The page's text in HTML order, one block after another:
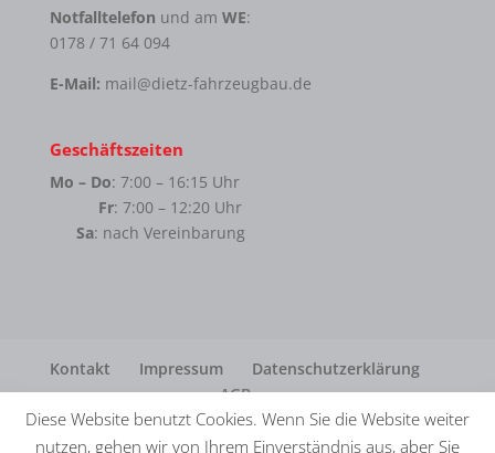
Notfalltelefon und am WE:
0178 / 71 64 094
E-Mail: mail@dietz-fahrzeugbau.de
Geschäftszeiten
Mo – Do: 7:00 – 16:15 Uhr
Fr: 7:00 – 12:20 Uhr
Sa: nach Vereinbarung
Kontakt Impressum
Datenschutzerklärung
AGB
Diese Website benutzt Cookies. Wenn Sie die Website weiter
nutzen, gehen wir von Ihrem Einverständnis aus, aber Sie